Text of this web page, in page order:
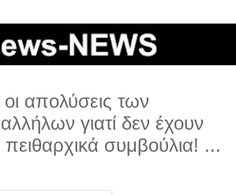
απολύσεις των
γιατί δεν έχουν
πειθαρχικά συμβούλια! ...